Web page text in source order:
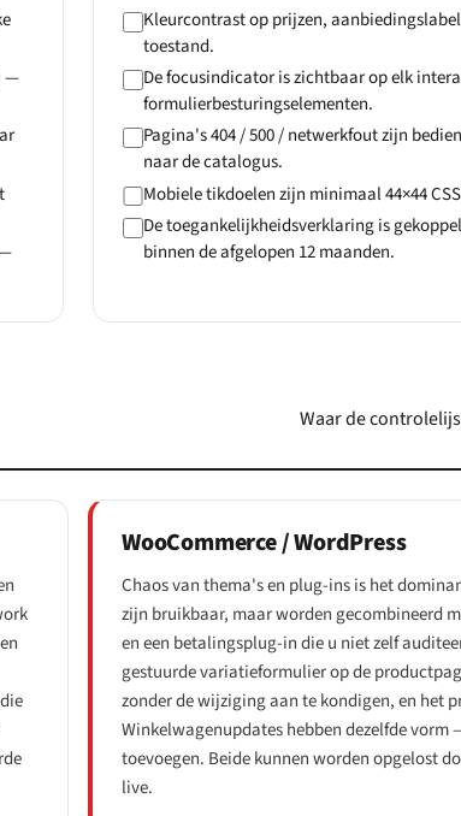
—
Kleurcontrast op prijzen,
toestand.
De focusindicator is zichtbaar op elk
formulierbesturingselementen.
Pagina's 404 / 500 / netwerkfout zijn
naar de catalogus.
Mobiele tikdoelen zijn minimaal 44×44
De toegankelijkheidsverklaring is
binnen de afgelopen 12 maanden.
Waar de
WooCommerce / WordPress
Chaos van thema's en plug-ins is het
zijn bruikbaar, maar worden gecombineerd
en een betalingsplug-in die u niet zelf
gestuurde variatieformulier op de
zonder de wijziging aan te kondigen, en het
Winkelwagenupdates hebben dezelfde
toevoegen. Beide kunnen worden opgelost
live.